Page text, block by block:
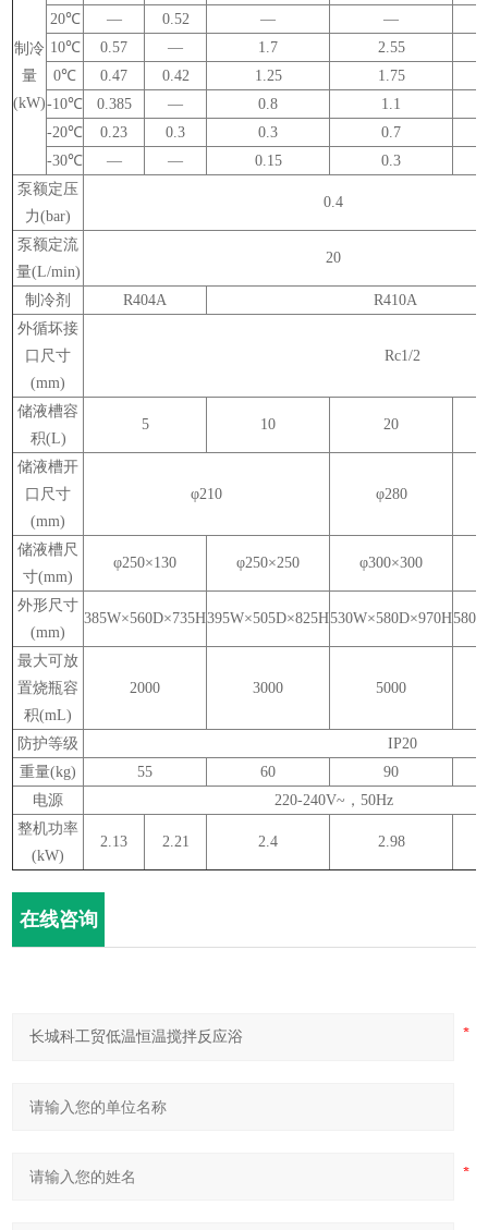
制冷
量
(kW)
20℃ — 0.52 —
—
10℃ 0.57 — 1.7
2.55
0℃ 0.47 0.42 1.25
1.75
-10℃ 0.385 — 0.8
1.1
-20℃ 0.23 0.3 0.3
0.7
-30℃ — — 0.15
0.3
泵额定压
力(bar)
0.4
泵额定流
量(L/min)
20
制冷剂 R404A
R410A
外循坏接
口尺寸
(mm)
Rc1/2
储液槽容
积(L)
5 10 20
储液槽开
口尺寸
(mm)
φ210 φ280
储液槽尺
寸(mm)
φ250×130 φ250×250 φ300×300
外形尺寸
(mm)
385W×560D×735H395W×505D×825H530W×580D×970H
最大可放
置烧瓶容
积(mL)
2000 3000 5000
防护等级
IP20
重量(kg) 55 60
90
电源
220-240V~ ， 50Hz
整机功率
(kW)
2.13 2.21 2.4 2.98
在线咨询